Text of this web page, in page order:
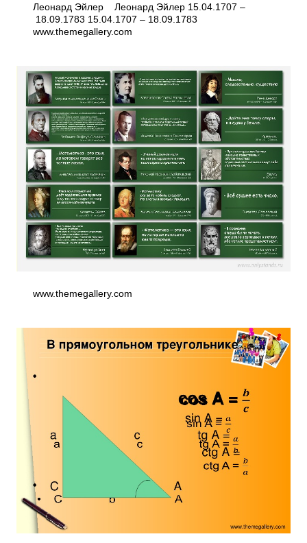
Леонард Эйлер Леонард Эйлер 15.04.1707 –
18.09.1783 15.04.1707 – 18.09.1783
www.themegallery.com
www.themegallery.com